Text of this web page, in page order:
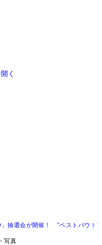
く
」抽選会が開催！ "ベストバウト"
写真